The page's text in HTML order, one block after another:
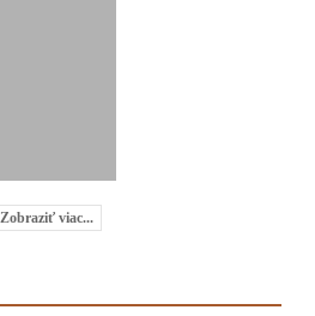
Zobraziť viac...